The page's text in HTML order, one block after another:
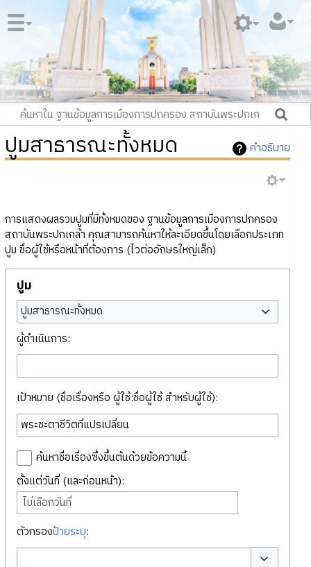
คำอธิบาย
ปูมสาธารณะทั้งหมด
การแสดงผลรวมปูมที่มีทั้งหมดของ ฐานข้อมูลการเมืองการปกครอง
สถาบันพระปกเกล้า คุณสามารถค้นหาให้ละเอียดขึ้นโดยเลือกประเภท
ปูม ชื่อผู้ใช้หรือหน้าที่ต้องการ (ไวต่ออักษรใหญ่เล็ก)
ปูม
ปูมสาธารณะทั้งหมด
ผู้ดำเนินการ:
เป้าหมาย (ชื่อเรื่องหรือ ผู้ใช้:ชื่อผู้ใช้ สำหรับผู้ใช้):
ค้นหาชื่อเรื่องซึ่งขึ้นต้นด้วยข้อความนี้
ตั้งแต่วันที่ (และก่อนหน้า):
ไม่เลือกวันที่
ตัวกรองป้ายระบุ: